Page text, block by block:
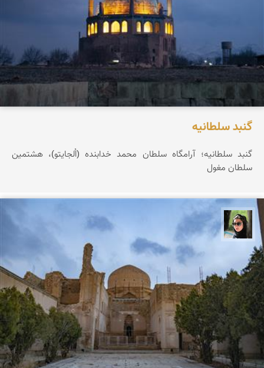
گنبد سلطانیه
گنبد سلطانیه؛ آرامگاه سلطان محمد خدابنده (اُلجایتو)، هشتمین
سلطان مغول